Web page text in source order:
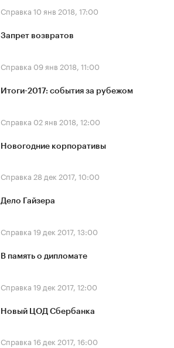
Справка 10 янв 2018, 17:00
Запрет возвратов
Справка 09 янв 2018, 11:00
Итоги-2017: события за рубежом
Справка 02 янв 2018, 12:00
Новогодние корпоративы
Справка 28 дек 2017, 10:00
Дело Гайзера
Справка 19 дек 2017, 13:00
В память о дипломате
Справка 19 дек 2017, 12:00
Новый ЦОД Сбербанка
Справка 16 дек 2017, 16:00